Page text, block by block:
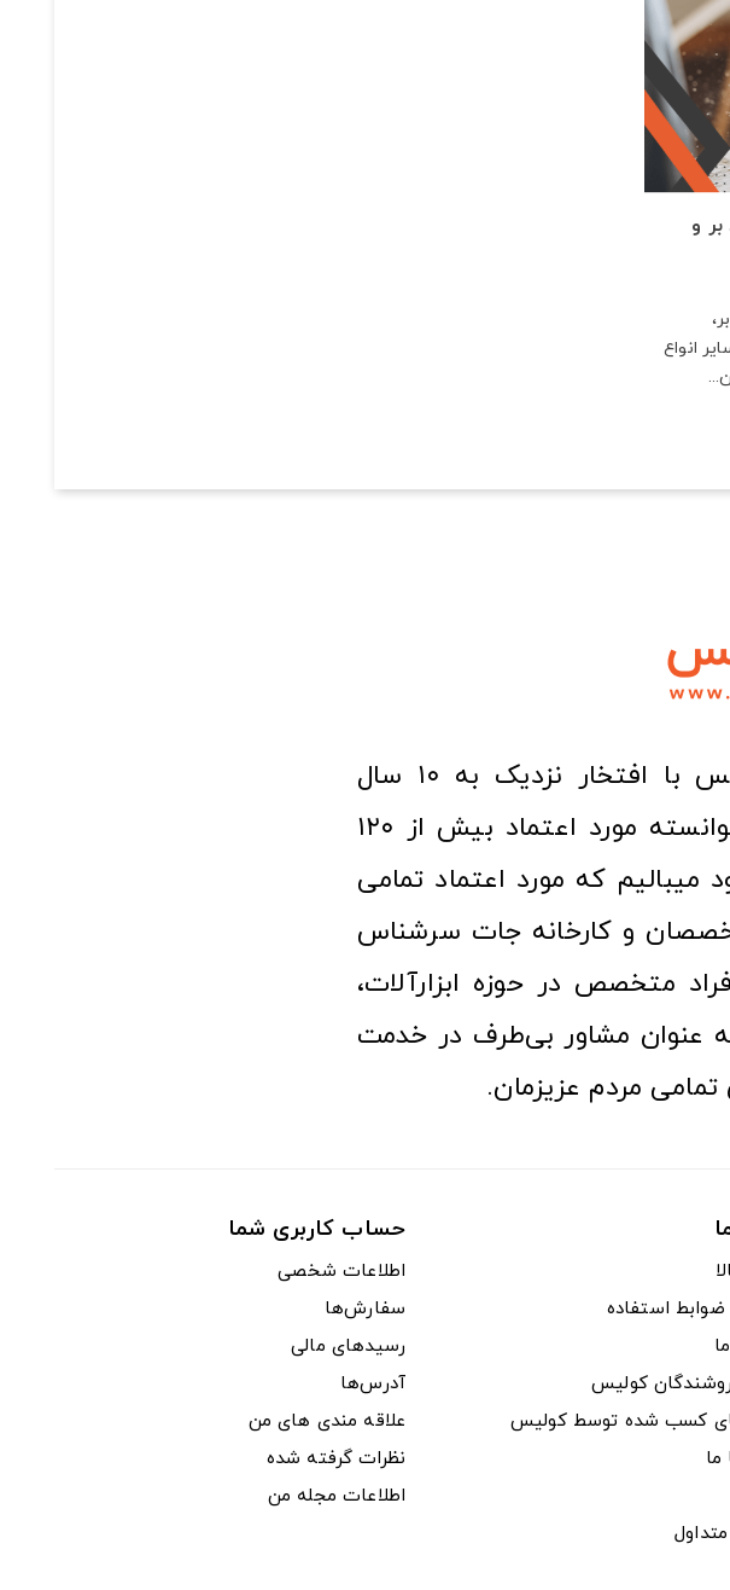
و
انواع
فروشگاه آنلاین ابزار و تجهیزات صنعتی کولیس با افتخار نزدیک به ۱۰ سال
فعالیت در عرصه ابزارآلات و کالاهای صنعتی توانسته مورد اعتماد بیش از ۱۲۰
میبالیم که مورد اعتماد تمامی
و کارخانه جات سرشناس
متخصص در حوزه ابزارآلات،
مشاور بی‌طرف در خدمت
مردم عزیزمان.
استفاده
کولیس
کسب شده توسط کولیس
حساب کاربری شما
اطلاعات شخصی
سفارش‌ها
رسیدهای مالی
آدرس‌ها
علاقه مندی های من
نظرات گرفته شده
اطلاعات مجله من